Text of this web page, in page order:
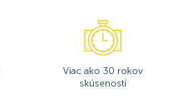
Viac ako 30 rokov
skúseností